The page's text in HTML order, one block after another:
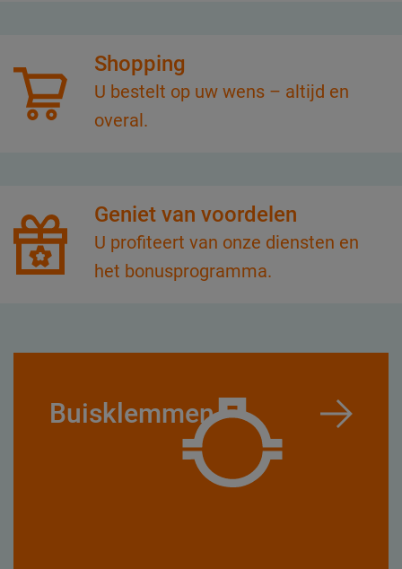
Shopping
U bestelt op uw wens – altijd en
overal.
Geniet van voordelen
U profiteert van onze diensten en
het bonusprogramma.
Buisklemmen